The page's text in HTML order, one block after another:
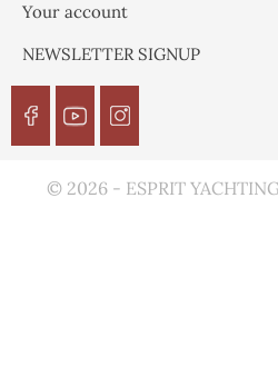
Your account
NEWSLETTER SIGNUP
© 2026 - ESPRIT